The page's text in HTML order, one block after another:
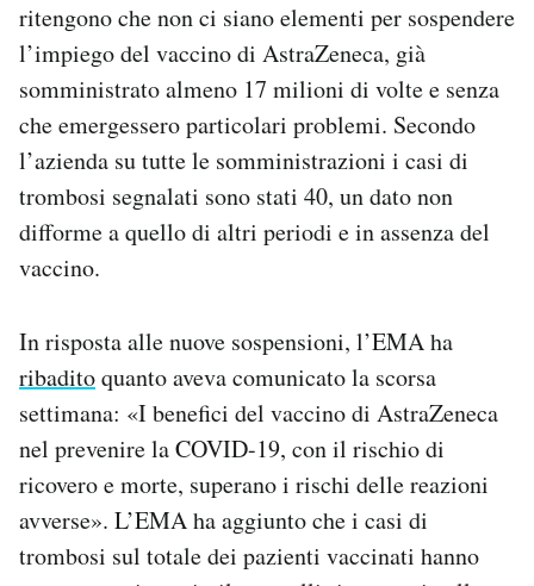
ritengono che non ci siano elementi per sospendere
l’impiego del vaccino di AstraZeneca, già
somministrato almeno 17 milioni di volte e senza
che emergessero particolari problemi. Secondo
l’azienda su tutte le somministrazioni i casi di
trombosi segnalati sono stati 40, un dato non
difforme a quello di altri periodi e in assenza del
vaccino.
In risposta alle nuove sospensioni, l’EMA ha
ribaditoquanto aveva comunicato la scorsa
settimana: «I benefici del vaccino di AstraZeneca
nel prevenire la COVID-19, con il rischio di
ricovero e morte, superano i rischi delle reazioni
avverse». L’EMA ha aggiunto che i casi di
trombosi sul totale dei pazienti vaccinati hanno